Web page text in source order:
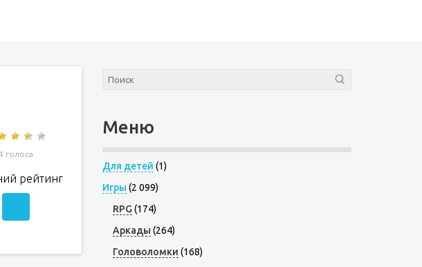
голоса
рейтинг
Меню
Для детей (1)
Игры (2 099)
RPG (174)
Аркады (264)
Головоломки (168)